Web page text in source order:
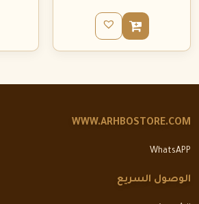
WWW.ARHBOSTORE.COM
WhatsAPP
الوصول السريع